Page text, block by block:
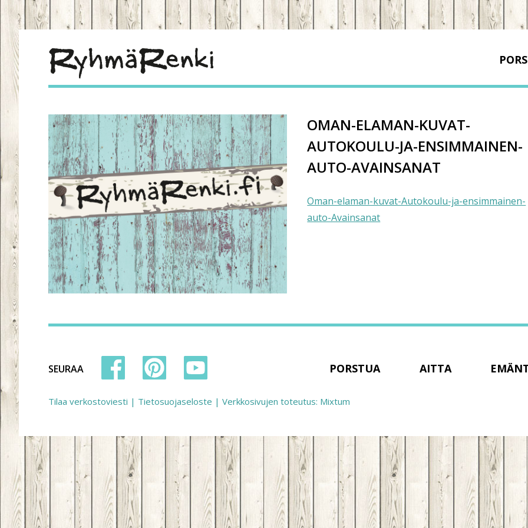
OMAN-ELAMAN-KUVAT-
AUTOKOULU-JA-ENSIMMAINEN-
AUTO-AVAINSANAT
Oman-elaman-kuvat-Autokoulu-ja-ensimmainen-
auto-Avainsanat
SEURAA PORSTUA AITTA
Tilaa verkostoviesti | Tietosuojaseloste | Verkkosivujen toteutus: Mixtum